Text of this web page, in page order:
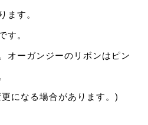
ます。
す。
オーガンジーのリボンはピン
になる場合があります。)